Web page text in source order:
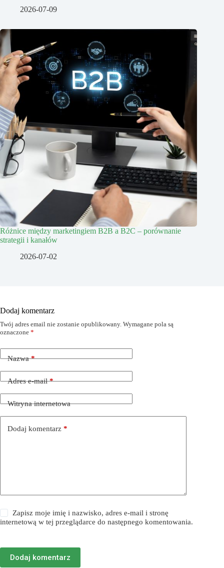
2026-07-09
Różnice między marketingiem B2B a B2C – porównanie
strategii i kanałów
2026-07-02
Dodaj komentarz
Twój adres email nie zostanie opublikowany. Wymagane pola są
oznaczone *
Nazwa*
Adres e-mail*
Witryna internetowa
Dodaj komentarz *
Zapisz moje imię i nazwisko, adres e-mail i stronę
internetową w tej przeglądarce do następnego komentowania.
Dodaj komentarz